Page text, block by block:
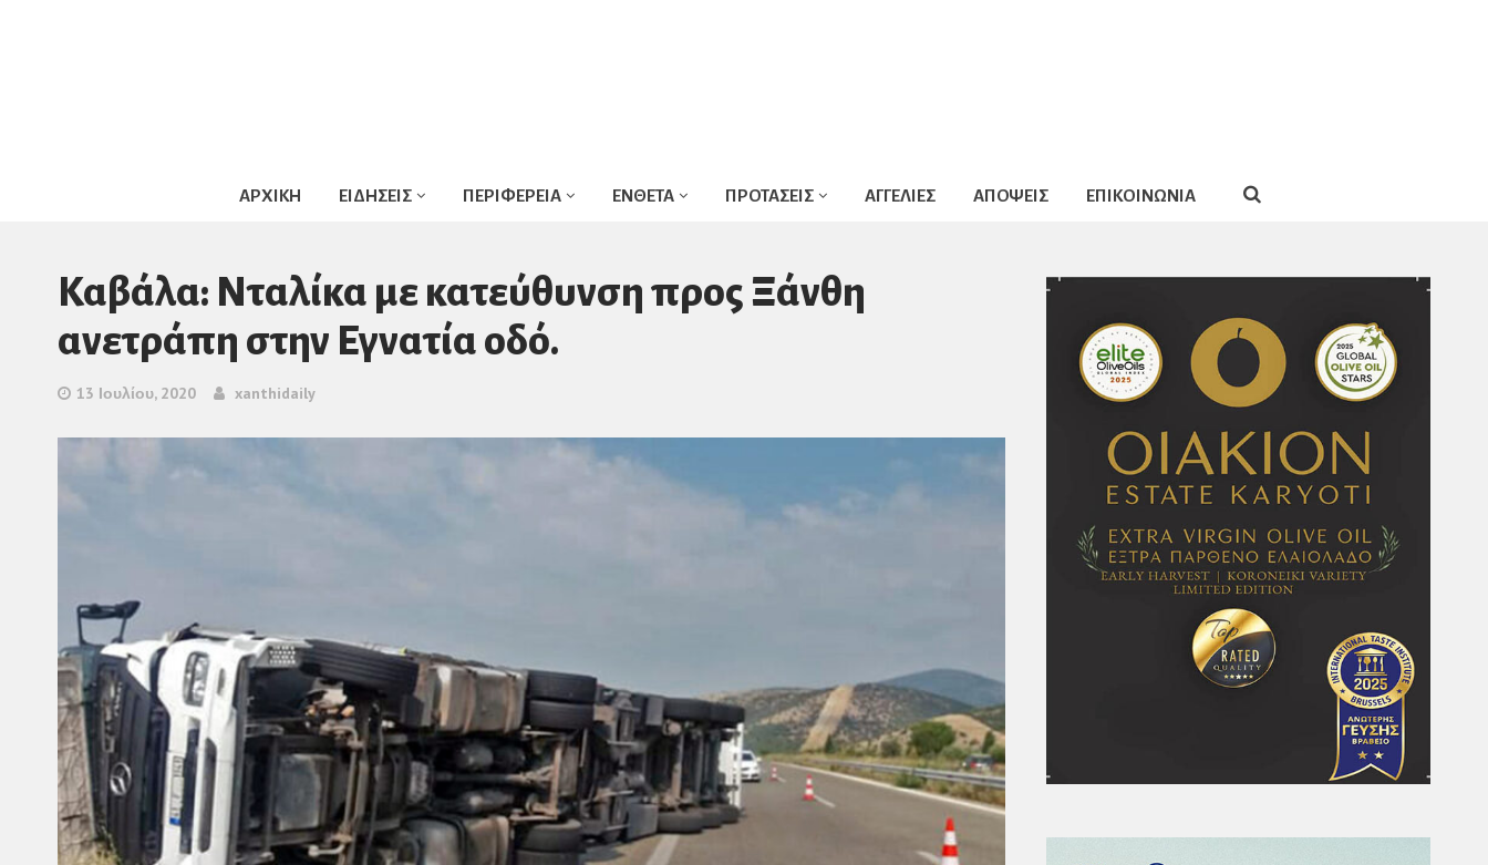
ΑΡΧΙΚΗ ΕΙΔΗΣΕΙΣ ΠΕΡΙΦΕΡΕΙΑ ΕΝΘΕΤΑ ΠΡΟΤΑΣΕΙΣ ΑΓΓΕΛΙΕΣ ΑΠΟΨΕΙΣ ΕΠΙΚΟΙΝΩΝΙΑ
Καβάλα: Νταλίκα με κατεύθυνση προς Ξάνθη
ανετράπη στην Εγνατία οδό.
13 Ιουλίου, 2020 xanthidaily